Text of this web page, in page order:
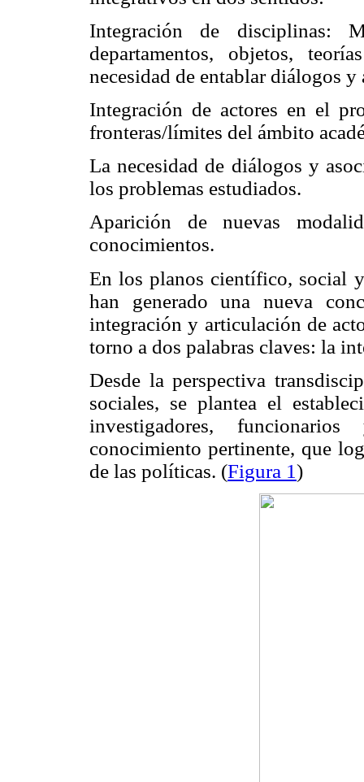
Integración de disciplinas:
departamentos, objetos,
necesidad de entablar diálogos
Integración de actores en el
fronteras/límites del ámbito
La necesidad de diálogos y
los problemas estudiados.
Aparición de nuevas
conocimientos.
En los planos científico, social
han generado una nueva
integración y articulación de
torno a dos palabras claves: la
Desde la perspectiva
sociales, se plantea el
investigadores,
conocimiento pertinente, que
de las políticas. (Figura 1)